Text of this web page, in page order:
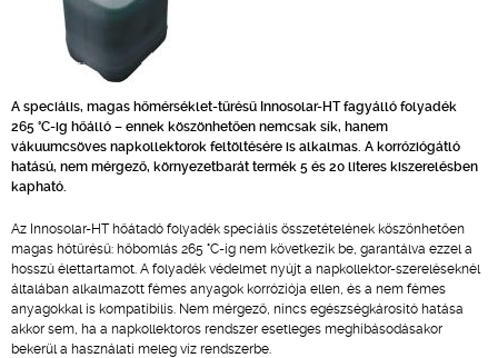
A speciális, magas hőmérséklet-tűrésű Innosolar-HT fagyálló folyadék
265 °C-ig hőálló – ennek köszönhetően nemcsak sík, hanem
vákuumcsöves napkollektorok feltöltésére is alkalmas. A korróziógátló
hatású, nem mérgező, környezetbarát termék 5 és 20 literes kiszerelésben
kapható.
Az Innosolar-HT hőátadó folyadék speciális összetételének köszönhetően
magas hőtűrésű: hőbomlás 265 °C-ig nem következik be, garantálva ezzel a
hosszú élettartamot. A folyadék védelmet nyújt a napkollektor-szereléseknél
általában alkalmazott fémes anyagok korróziója ellen, és a nem fémes
anyagokkal is kompatibilis. Nem mérgező, nincs egészségkárosító hatása
akkor sem, ha a napkollektoros rendszer esetleges meghibásodásakor
bekerül a használati meleg víz rendszerbe.